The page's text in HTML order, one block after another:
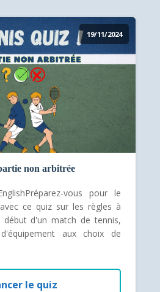
19/11/2024
non arbitrée
vous pour le
avec ce quiz sur les règles à
début d'un match de tennis,
aux choix de
le quiz